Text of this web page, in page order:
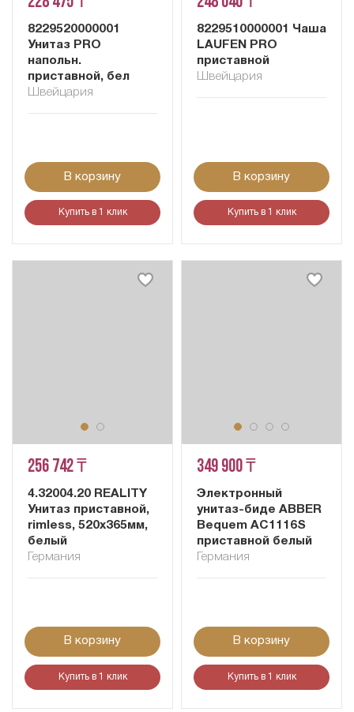
8229520000001
Унитаз PRO
напольн.
приставной, бел
Швейцария
В корзину
Купить в 1 клик
8229510000001 Чаша
LAUFEN PRO
приставной
Швейцария
В корзину
Купить в 1 клик
256 742 ₸
4.32004.20 REALITY
Унитаз приставной,
rimless, 520x365мм,
белый
Германия
В корзину
Купить в 1 клик
349 900 ₸
Электронный
унитаз-биде ABBER
Bequem AC1116S
приставной белый
Германия
В корзину
Купить в 1 клик